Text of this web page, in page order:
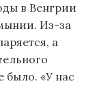
в Венгрии
Из-за
а
было. «У нас